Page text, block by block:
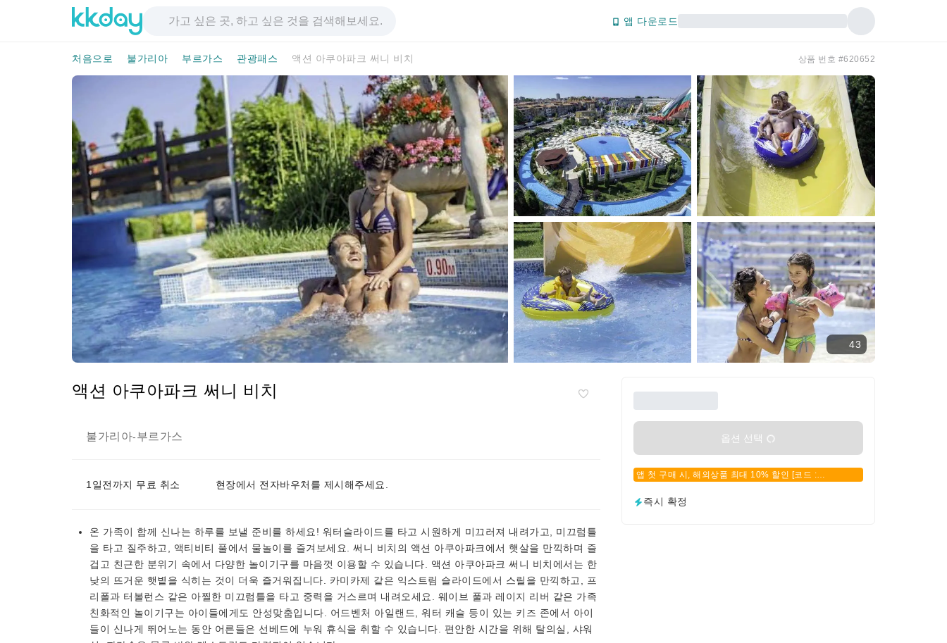
앱 다운로드
처음으로 불가리아 부르가스 관광패스 액션 아쿠아파크 써니 비치 상품 번호 #620652
43
액션 아쿠아파크 써니 비치
불가리아-부르가스
1일전까지 무료 취소 현장에서 전자바우처를 제시해주세요.
온 가족이 함께 신나는 하루를 보낼 준비를 하세요! 워터슬라이드를 타고 시원하게 미끄러져 내려가고, 미끄럼틀
을 타고 질주하고, 액티비티 풀에서 물놀이를 즐겨보세요. 써니 비치의 액션 아쿠아파크에서 햇살을 만끽하며 즐
겁고 친근한 분위기 속에서 다양한 놀이기구를 마음껏 이용할 수 있습니다. 액션 아쿠아파크 써니 비치에서는 한
낮의 뜨거운 햇볕을 식히는 것이 더욱 즐거워집니다. 카미카제 같은 익스트림 슬라이드에서 스릴을 만끽하고, 프
리폴과 터볼런스 같은 아찔한 미끄럼틀을 타고 중력을 거스르며 내려오세요. 웨이브 풀과 레이지 리버 같은 가족
친화적인 놀이기구는 아이들에게도 안성맞춤입니다. 어드벤처 아일랜드, 워터 캐슬 등이 있는 키즈 존에서 아이
들이 신나게 뛰어노는 동안 어른들은 선베드에 누워 휴식을 취할 수 있습니다. 편안한 시간을 위해 탈의실, 샤워
옵션 선택
앱 첫 구매 시, 해외상품 최대 10% 할인 [코드 :
즉시 확정